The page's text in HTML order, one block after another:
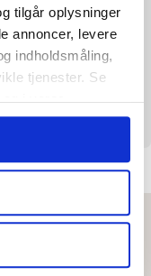
tilgår oplysninger
annoncer, levere
indholdsmåling,
tjenester. Se
og i vores
dit samtykke
på "Privacy
din placering, der
Få hele 8
gradvise
for brugeren at
sig selv over
og mere erfarne
kan du fastgøre
sikrer, at vægtene